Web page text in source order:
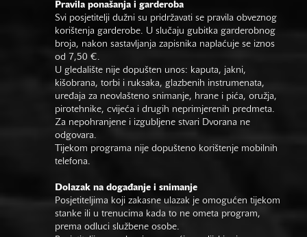
Pravila ponašanja i garderoba
Svi posjetitelji dužni su pridržavati se pravila obveznog
korištenja garderobe. U slučaju gubitka garderobnog
broja, nakon sastavljanja zapisnika naplaćuje se iznos
od 7,50 €.
U gledalište nije dopušten unos: kaputa, jakni,
kišobrana, torbi i ruksaka, glazbenih instrumenata,
uređaja za neovlašteno snimanje, hrane i pića, oružja,
pirotehnike, cvijeća i drugih neprimjerenih predmeta.
Za nepohranjene i izgubljene stvari Dvorana ne
odgovara.
Tijekom programa nije dopušteno korištenje mobilnih
telefona.
Dolazak na događanje i snimanje
Posjetiteljima koji zakasne ulazak je omogućen tijekom
stanke ili u trenucima kada to ne ometa program,
prema odluci službene osobe.